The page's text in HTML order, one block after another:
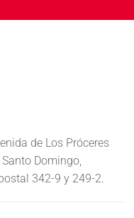
de Los Próceres
Domingo,
342-9 y 249-2.